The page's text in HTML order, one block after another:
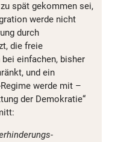
spät gekommen sei,
werde nicht
durch
die freie
einfachen, bisher
und ein
werde mit –
der Demokratie“